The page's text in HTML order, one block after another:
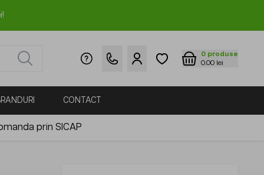
0 produse
0.00 lei
CONTACT
prin SICAP